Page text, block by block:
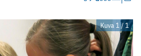
Kuva 1 / 1